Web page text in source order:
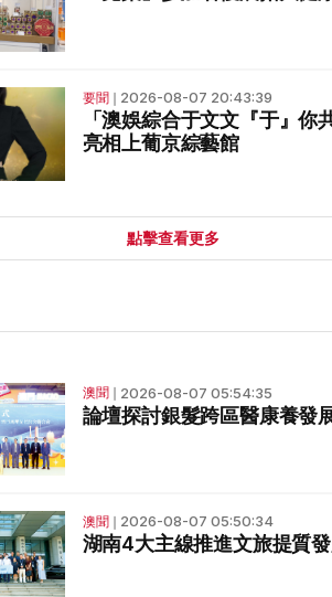
要聞 ❘ 2026-08-07 20:43:39
「澳娛綜合于文文『于』你
亮相上葡京綜藝館
點擊查看更多
澳聞 ❘ 2026-08-07 05:54:35
論壇探討銀髮跨區醫康養發
澳聞❘ 2026-08-07 05:50:34
湖南4大主線推進文旅提質